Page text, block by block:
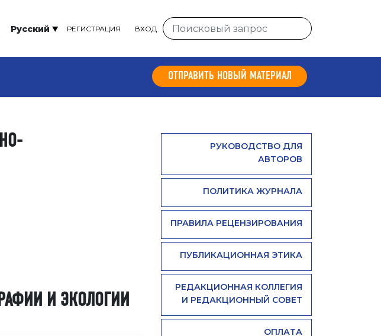
Русский РЕГИСТРАЦИЯ ВХОД
ОТПРАВИТЬ НОВЫЙ МАТЕРИАЛ
И ЭКОЛОГИИ
РУКОВОДСТВО ДЛЯ
АВТОРОВ
ПОЛИТИКА ЖУРНАЛА
ПРАВИЛА РЕЦЕНЗИРОВАНИЯ
ПУБЛИКАЦИОННАЯ ЭТИКА
РЕДАКЦИОННАЯ КОЛЛЕГИЯ
И РЕДАКЦИОННЫЙ СОВЕТ
ОПЛАТА